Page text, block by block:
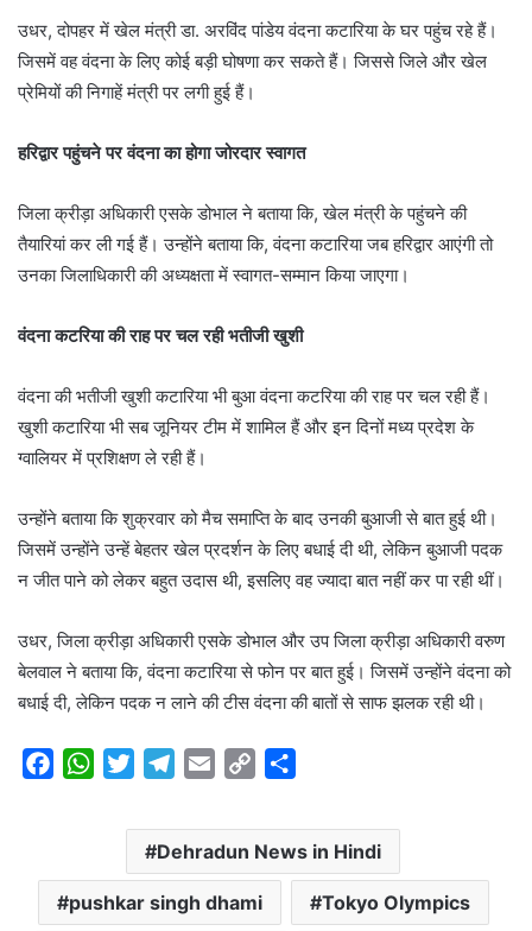
उधर, दोपहर में खेल मंत्री डा. अरविंद पांडेय वंदना कटारिया के घर पहुंच रहे हैं।
जिसमें वह वंदना के लिए कोई बड़ी घोषणा कर सकते हैं। जिससे जिले और खेल
प्रेमियों की निगाहें मंत्री पर लगी हुई हैं।
हरिद्वार पहुंचने पर वंदना का होगा जोरदार स्वागत
जिला क्रीड़ा अधिकारी एसके डोभाल ने बताया कि, खेल मंत्री के पहुंचने की
तैयारियां कर ली गई हैं। उन्होंने बताया कि, वंदना कटारिया जब हरिद्वार आएंगी तो
उनका जिलाधिकारी की अध्यक्षता में स्वागत-सम्मान किया जाएगा।
वंदना कटरिया की राह पर चल रही भतीजी खुशी
वंदना की भतीजी खुशी कटारिया भी बुआ वंदना कटरिया की राह पर चल रही हैं।
खुशी कटारिया भी सब जूनियर टीम में शामिल हैं और इन दिनों मध्य प्रदेश के
ग्वालियर में प्रशिक्षण ले रही हैं।
उन्होंने बताया कि शुक्रवार को मैच समाप्ति के बाद उनकी बुआजी से बात हुई थी।
जिसमें उन्होंने उन्हें बेहतर खेल प्रदर्शन के लिए बधाई दी थी, लेकिन बुआजी पदक
न जीत पाने को लेकर बहुत उदास थी, इसलिए वह ज्यादा बात नहीं कर पा रही थीं।
उधर, जिला क्रीड़ा अधिकारी एसके डोभाल और उप जिला क्रीड़ा अधिकारी वरुण
बेलवाल ने बताया कि, वंदना कटारिया से फोन पर बात हुई। जिसमें उन्होंने वंदना को
बधाई दी, लेकिन पदक न लाने की टीस वंदना की बातों से साफ झलक रही थी।
b
o
W
s
A
i
t
e
l
e
g
r
a
i
l
p
y
L
i
a
r
e
Dehradun News in Hindi
pushkar singh dhami Tokyo Olympics